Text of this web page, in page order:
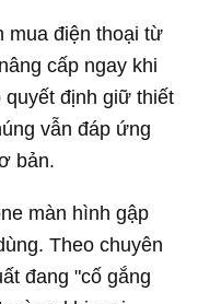
mua điện thoại từ
cấp ngay khi
định giữ thiết
vẫn đáp ứng
bản.
màn hình gập
Theo chuyên
đang "cố gắng